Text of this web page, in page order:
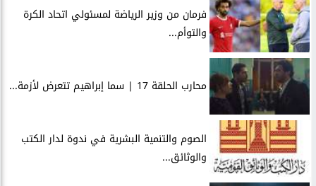
فرمان من وزير الرياضة لمسئولي اتحاد الكرة
والتوأم...
محارب الحلقة 17 | سما إبراهيم تتعرض لأزمة...
الصوم والتنمية البشرية في ندوة لدار الكتب
والوثائق...